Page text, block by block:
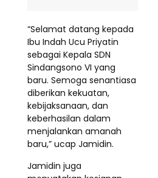
“Selamat datang kepada
Ibu Indah Ucu Priyatin
sebagai Kepala SDN
Sindangsono VI yang
baru. Semoga senantiasa
diberikan kekuatan,
kebijaksanaan, dan
keberhasilan dalam
menjalankan amanah
baru,” ucap Jamidin.
Jamidin juga